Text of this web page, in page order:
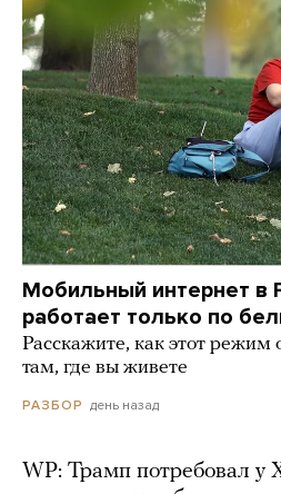
Мобильный интернет в
работает только по
Расскажите, как этот режим
там, где вы живете
РАЗБОР день назад
WP: Трамп потребовал у